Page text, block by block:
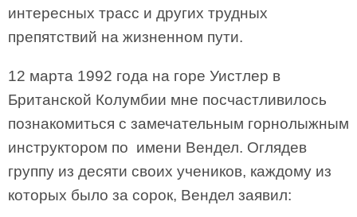
интересных трасс и других трудных
препятствий на жизненном пути.
12 марта 1992 года на горе Уистлер в
Британской Колумбии мне посчастливилось
познакомиться с замечательным горнолыжным
инструктором по имени Вендел. Оглядев
группу из десяти своих учеников, каждому из
которых было за сорок, Вендел заявил: